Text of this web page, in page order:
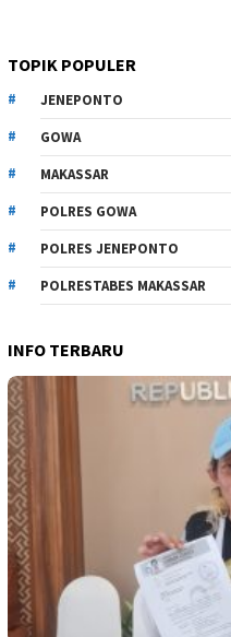
TOPIK POPULER
JENEPONTO
GOWA
MAKASSAR
POLRES GOWA
POLRES JENEPONTO
POLRESTABES MAKASSAR
INFO TERBARU